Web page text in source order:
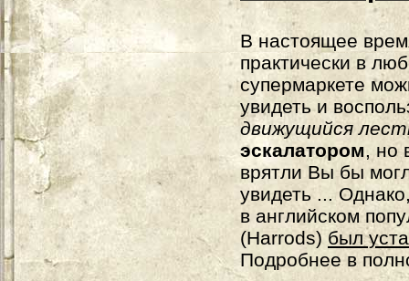
В настоящее
практически в
супермаркете
увидеть и
движущийся
эскалатором, но
врятли Вы бы
увидеть ...
в английском
(Harrods) был
Подробнее в